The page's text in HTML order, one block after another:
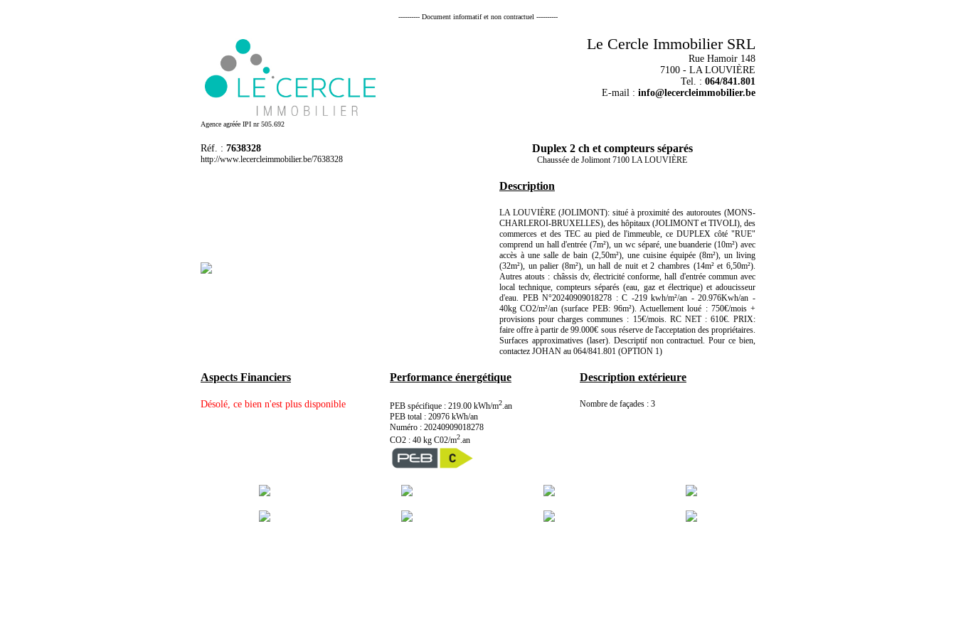
---------- Document informatif et non contractuel ----------
Agence agréée IPI nr 505.692
Le Cercle Immobilier SRL
Rue Hamoir 148
7100 - LA LOUVIÈRE
Tel. : 064/841.801
E-mail : info@lecercleimmobilier.be
Réf. : 7638328
http://www.lecercleimmobilier.be/7638328
Duplex 2 ch et compteurs séparés
Chaussée de Jolimont 7100 LA LOUVIÈRE
Description
LA LOUVIÈRE (JOLIMONT): situé à proximité des autoroutes (MONS-
CHARLEROI-BRUXELLES), des hôpitaux (JOLIMONT et TIVOLI), des
commerces et des TEC au pied de l'immeuble, ce DUPLEX côté "RUE"
comprend un hall d'entrée (7m²), un wc séparé, une buanderie (10m²) avec
accès à une salle de bain (2,50m²), une cuisine équipée (8m²), un living
(32m²), un palier (8m²), un hall de nuit et 2 chambres (14m² et 6,50m²).
Autres atouts : châssis dv, électricité conforme, hall d'entrée commun avec
local technique, compteurs séparés (eau, gaz et électrique) et adoucisseur
d'eau. PEB N°20240909018278 : C -219 kwh/m²/an - 20.976Kwh/an -
40kg CO2/m²/an (surface PEB: 96m²). Actuellement loué : 750€/mois +
provisions pour charges communes : 15€/mois. RC NET : 610€. PRIX:
faire offre à partir de 99.000€ sous réserve de l'acceptation des propriétaires.
Surfaces approximatives (laser). Descriptif non contractuel. Pour ce bien,
contactez JOHAN au 064/841.801 (OPTION 1)
Aspects Financiers
Désolé, ce bien n'est plus disponible
Performance énergétique
PEB spécifique : 219.00 kWh/m2.an
PEB total : 20976 kWh/an
Numéro : 20240909018278
CO2 : 40 kg C02/m2.an
Description extérieure
Nombre de façades : 3